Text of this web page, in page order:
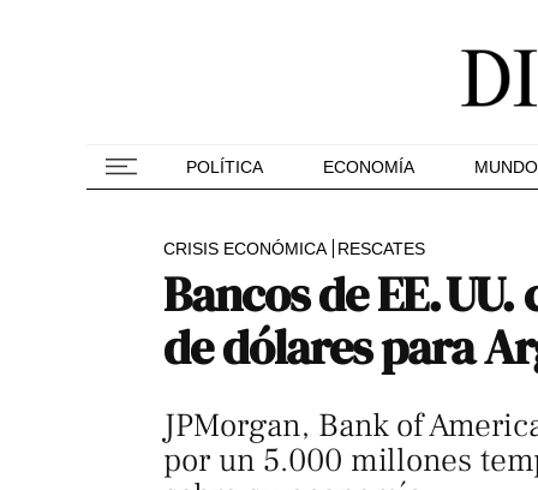
POLÍTICA ECONOMÍA MUNDO
CRISIS ECONÓMICA RESCATES
Bancos de EE.
de dólares para
JPMorgan, Bank of
por un 5.000 millones